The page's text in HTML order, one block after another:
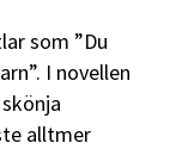
som ”Du
I novellen
alltmer